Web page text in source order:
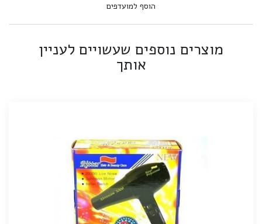
הוסף למועדפים
מוצרים נוספים שעשויים לעניין
אותך